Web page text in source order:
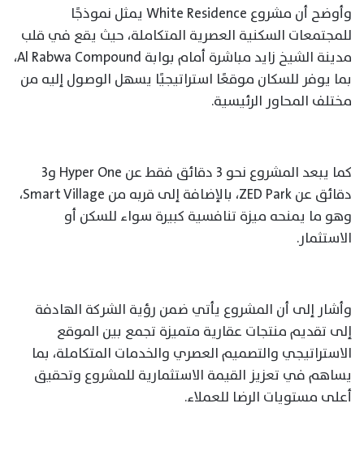
وأوضح أن مشروع White Residence يمثل نموذجًا
للمجتمعات السكنية العصرية المتكاملة، حيث يقع في قلب
مدينة الشيخ زايد مباشرة أمام بوابة Al Rabwa Compound،
بما يوفر للسكان موقعًا استراتيجيًا يسهل الوصول إليه من
مختلف المحاور الرئيسية.
كما يبعد المشروع نحو 3 دقائق فقط عن Hyper One و3
دقائق عن ZED Park، بالإضافة إلى قربه من Smart Village،
وهو ما يمنحه ميزة تنافسية كبيرة سواء للسكن أو
الاستثمار.
وأشار إلى أن المشروع يأتي ضمن رؤية الشركة الهادفة
إلى تقديم منتجات عقارية متميزة تجمع بين الموقع
الاستراتيجي والتصميم العصري والخدمات المتكاملة، بما
يساهم في تعزيز القيمة الاستثمارية للمشروع وتحقيق
أعلى مستويات الرضا للعملاء.